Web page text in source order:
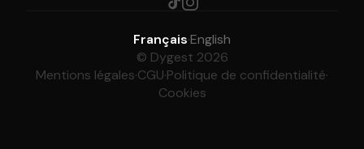
Français·English
© Dygest 2026
Mentions légales·CGU·Politique de confidentialité·
Cookies